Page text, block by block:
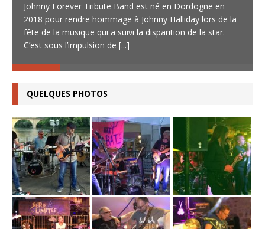
Johnny Forever Tribute Band est né en Dordogne en
2018 pour rendre hommage à Johnny Halliday lors de la
fête de la musique qui a suivi la disparition de la star.
C’est sous l’impulsion de [...]
QUELQUES PHOTOS